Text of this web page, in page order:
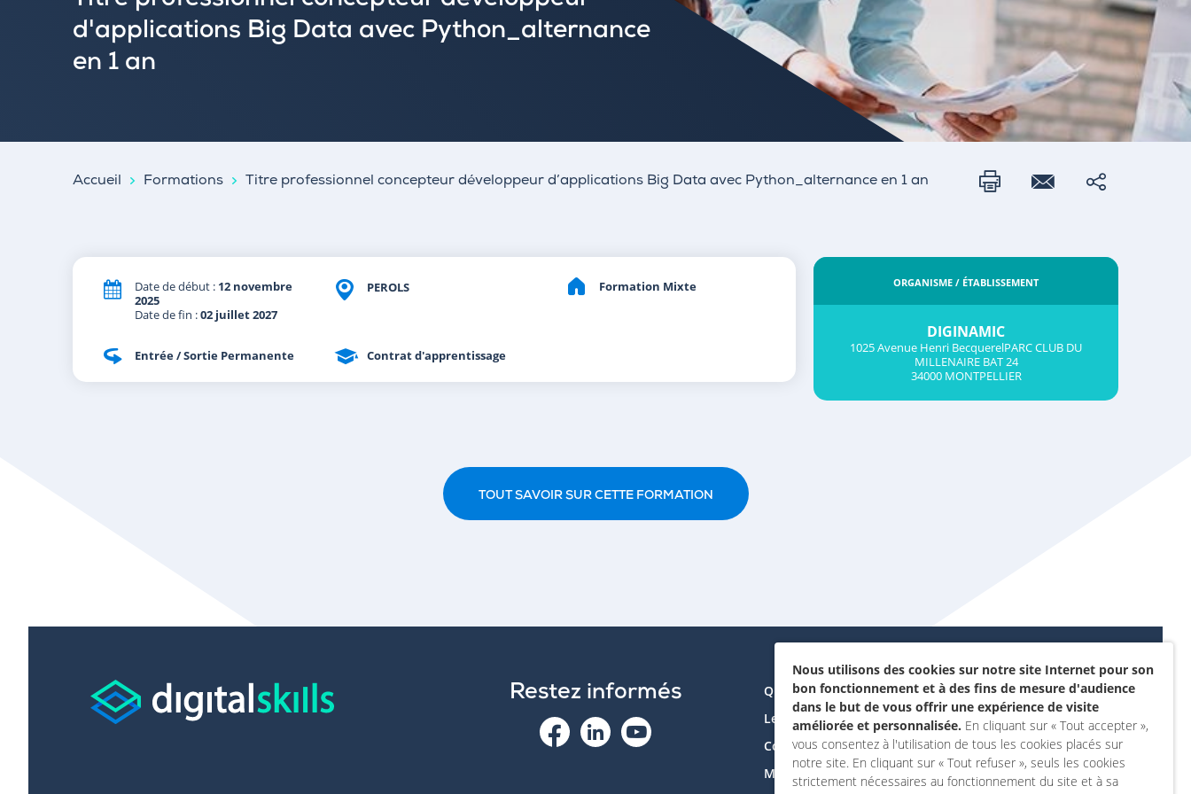
d'applications Big Data avec Python_alternance
en 1 an
Accueil Formations Titre professionnel concepteur développeur d’applications Big Data avec Python_alternance en 1 an
Date de début : 12 novembre
2025
Date de fin :02 juillet 2027
PEROLS Formation Mixte
Entrée / Sortie Permanente Contrat d'apprentissage
ORGANISME / ÉTABLISSEMENT
DIGINAMIC
1025 Avenue Henri BecquerelPARC CLUB DU
MILLENAIRE BAT 24
34000 MONTPELLIER
TOUT SAVOIR SUR CETTE FORMATION
Restez informés
Qui sommes-nous ?
Le projet
Contactez-nous
Mon compte
Données personnelles et
cookies
Accessibilité : non
conforme
Mentions légales
Nous utilisons des cookies sur notre site Internet pour son
bon fonctionnement et à des fins de mesure d'audience
dans le but de vous offrir une expérience de visite
améliorée et personnalisée. En cliquant sur « Tout accepter »,
vous consentez à l'utilisation de tous les cookies placés sur
notre site. En cliquant sur « Tout refuser », seuls les cookies
strictement nécessaires au fonctionnement du site et à sa